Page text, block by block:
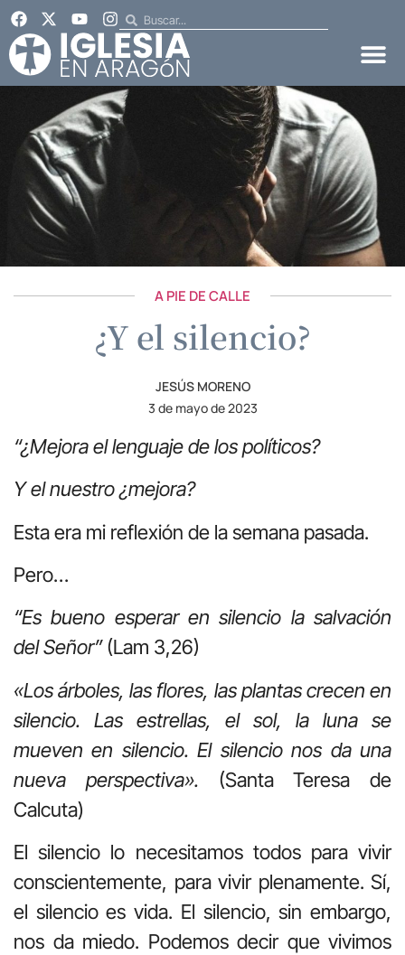
A PIE DE CALLE
¿Y el silencio?
JESÚS MORENO
3 de mayo de 2023
“¿Mejora el lenguaje de los políticos?
Y el nuestro ¿mejora?
Esta era mi reflexión de la semana pasada.
Pero…
“Es bueno esperar en silencio la salvación
del Señor”(Lam 3,26)
«Los árboles, las flores, las plantas crecen en
silencio. Las estrellas, el sol, la luna se
mueven en silencio. El silencio nos da una
nueva perspectiva». (Santa Teresa de
Calcuta)
El silencio lo necesitamos todos para vivir
conscientemente, para vivir plenamente. Sí,
el silencio es vida. El silencio, sin embargo,
nos da miedo. Podemos decir que vivimos